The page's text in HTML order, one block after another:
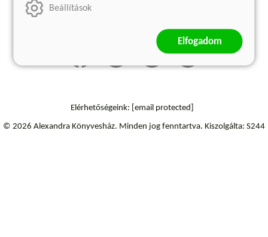
Szállítási információk
Elérhetőségeink: [email protected]
© 2026 Alexandra Könyvesház. Minden jog fenntartva. Kiszolgálta: S244
Beállítások
Elfogadom